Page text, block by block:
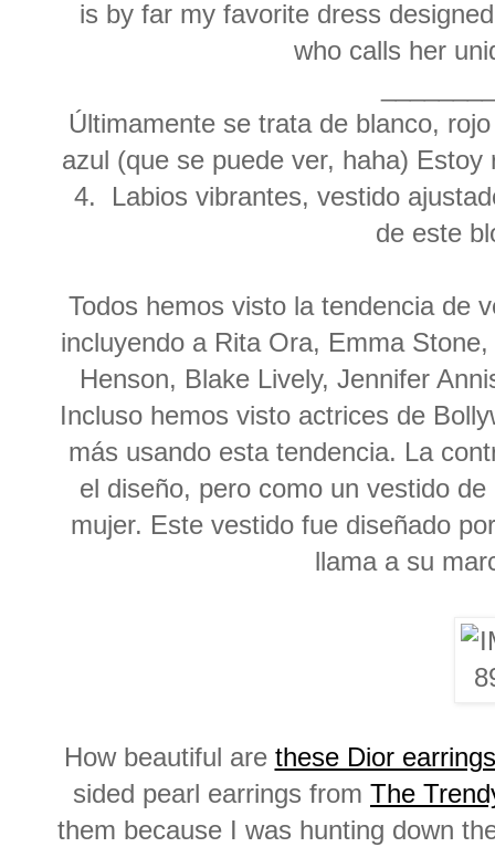
is by far my favorite dress
who calls her
Últimamente se trata de blanco,
azul (que se puede ver, haha)
4. Labios vibrantes, vestido
de este
Todos hemos visto la tendencia de
incluyendo a Rita Ora, Emma
Henson, Blake Lively, Jennifer
Incluso hemos visto actrices de
más usando esta tendencia. La
el diseño, pero como un vestido
mujer. Este vestido fue diseñado
llama a su
How beautiful are these Dior earrings
sided pearl earrings from The
them because I was hunting down